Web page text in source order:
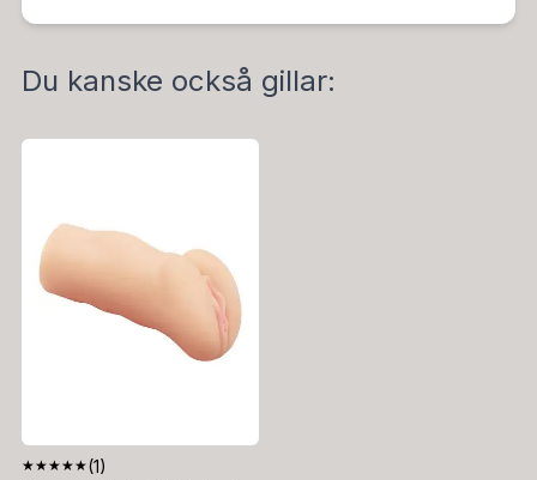
Du kanske också gillar:
★★★★★(1)